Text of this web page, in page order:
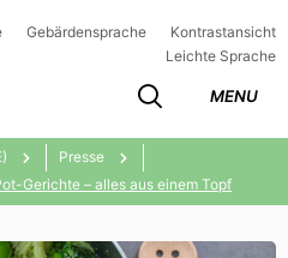
Gebärdensprache
Kontrastansicht
Leichte Sprache
MENU
Presse
Gerichte – alles aus einem Topf